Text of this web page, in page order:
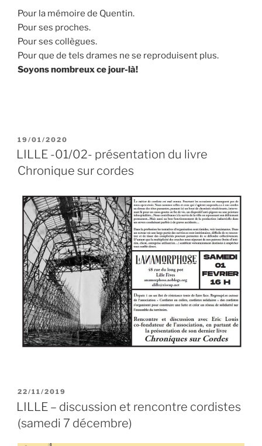
Pour la mémoire de Quentin.
Pour ses proches.
Pour ses collègues.
Pour que de tels drames ne se reproduisent plus.
Soyons nombreux ce jour-là!
PUBLIÉ
LE
19/01/2020
LILLE -01/02- présentation du livre
Chronique sur cordes
PUBLIÉ
LE
22/11/2019
LILLE – discussion et rencontre cordistes
(samedi 7 décembre)